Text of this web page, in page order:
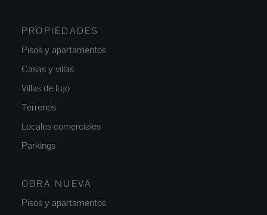
PROPIEDADES
Pisos y apartamentos
Casas y villas
Villas de lujo
Terrenos
Locales comerciales
Parkings
OBRA NUEVA
Pisos y apartamentos